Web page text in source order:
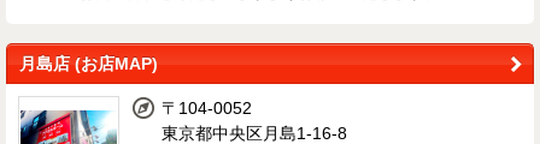
月島店 (お店MAP)
〒104-0052
東京都中央区月島1-16-8